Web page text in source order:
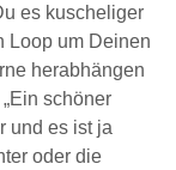
es kuscheliger
Loop um Deinen
herabhängen
schöner
und es ist ja
oder die